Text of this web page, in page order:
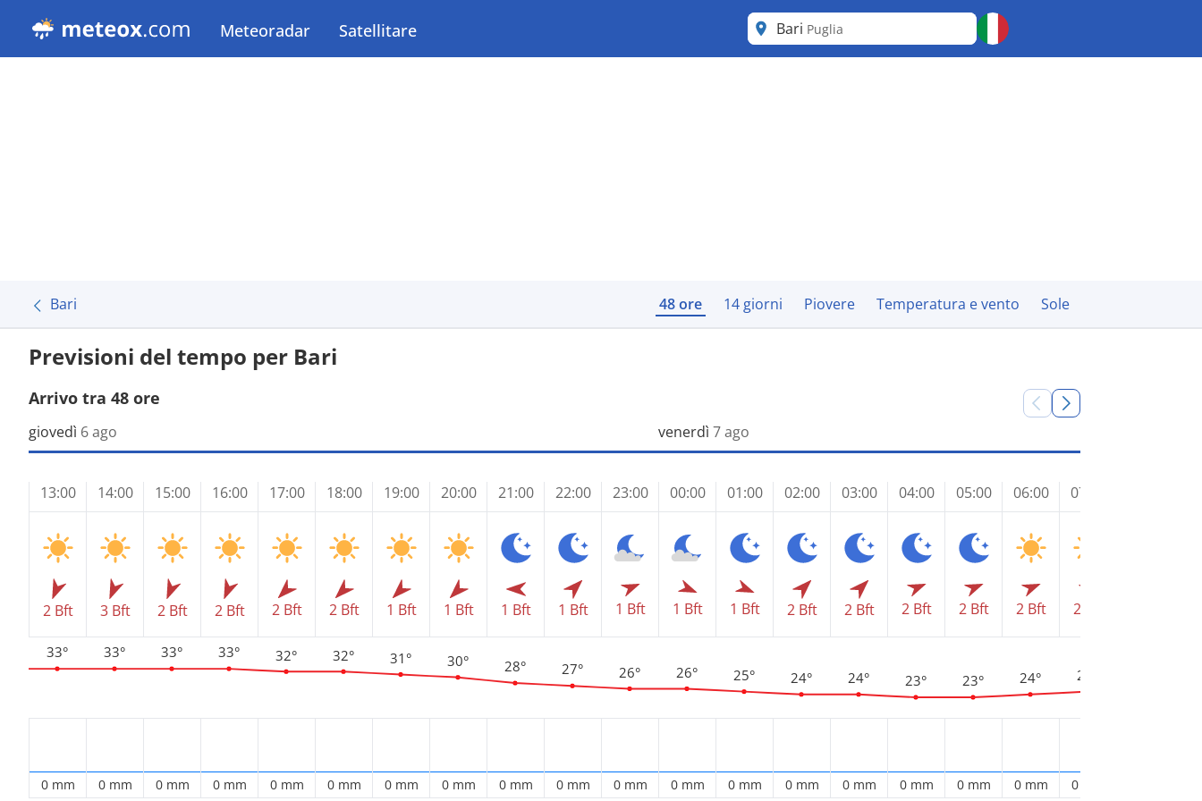
Meteoradar Satellitare Bari Puglia
Bari 48 ore 14 giorni Piovere Temperatura e vento Sole
Previsioni del tempo per Bari
Arrivo tra 48 ore
giovedì 6 ago
13:00
2 Bft
33°
0 mm
14:00
3 Bft
33°
0 mm
15:00
2 Bft
33°
0 mm
16:00
2 Bft
33°
0 mm
17:00
2 Bft
32°
0 mm
18:00
2 Bft
32°
0 mm
19:00
1 Bft
31°
0 mm
20:00
1 Bft
30°
0 mm
21:00
1 Bft
28°
0 mm
22:00
1 Bft
27°
0 mm
23:00
1 Bft
26°
0 mm
venerdì 7 ago
00:00
1 Bft
26°
0 mm
01:00
1 Bft
25°
0 mm
02:00
2 Bft
24°
0 mm
03:00
2 Bft
24°
0 mm
04:00
2 Bft
23°
0 mm
05:00
2 Bft
23°
0 mm
06:00
2 Bft
24°
0 mm
07:00
2 Bft
25°
0 mm